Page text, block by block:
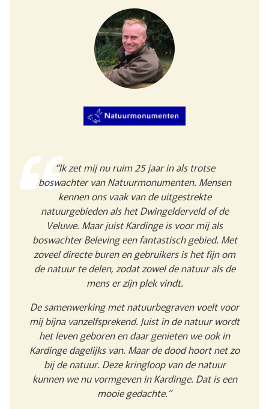
“Ik zet mij nu ruim 25 jaar in als trotse
boswachter van Natuurmonumenten. Mensen
kennen ons vaak van de uitgestrekte
natuurgebieden als het Dwingelderveld of de
Veluwe. Maar juist Kardinge is voor mij als
boswachter Beleving een fantastisch gebied. Met
zoveel directe buren en gebruikers is het fijn om
de natuur te delen, zodat zowel de natuur als de
mens er zijn plek vindt.
De samenwerking met natuurbegraven voelt voor
mij bijna vanzelfsprekend. Juist in de natuur wordt
het leven geboren en daar genieten we ook in
Kardinge dagelijks van. Maar de dood hoort net zo
bij de natuur. Deze kringloop van de natuur
kunnen we nu vormgeven in Kardinge. Dat is een
mooie gedachte.”